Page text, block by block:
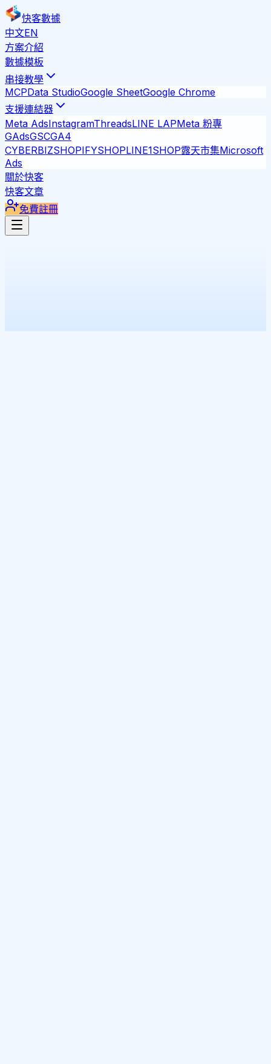
快客數據
中文EN
方案介紹
數據模板
串接教學
MCPData StudioGoogle SheetGoogle Chrome
支援連結器
Meta AdsInstagramThreadsLINE LAPMeta 粉專
GAdsGSCGA4
CYBERBIZSHOPIFYSHOPLINE1SHOP露天市集Microsoft
Ads
關於快客
快客文章
免費註冊